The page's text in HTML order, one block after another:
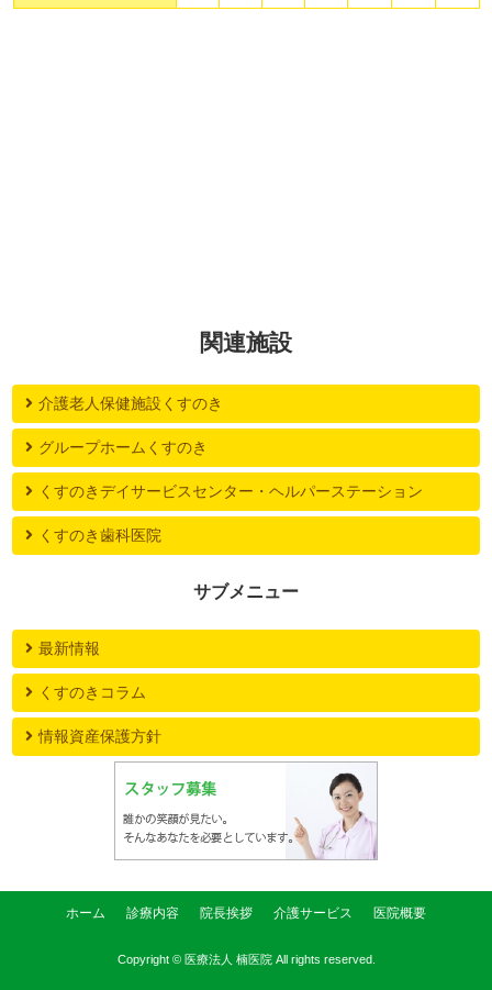
関連施設
介護老人保健施設くすのき
グループホームくすのき
くすのきデイサービスセンター・ヘルパーステーション
くすのき歯科医院
サブメニュー
最新情報
くすのきコラム
情報資産保護方針
ホーム 診療内容 院長挨拶 介護サービス 医院概要
Copyright © 医療法人 楠医院All rights reserved.